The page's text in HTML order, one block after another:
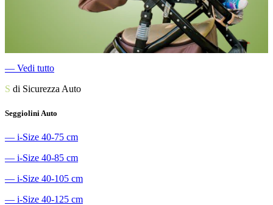
― Vedi tutto
S di Sicurezza Auto
Seggiolini Auto
― i-Size 40-75 cm
― i-Size 40-85 cm
― i-Size 40-105 cm
― i-Size 40-125 cm